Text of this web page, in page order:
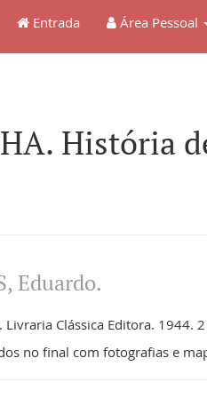
Entrada Área Pessoal
História
Eduardo.
Livraria Clássica Editora. 1944.
no final com fotografias e